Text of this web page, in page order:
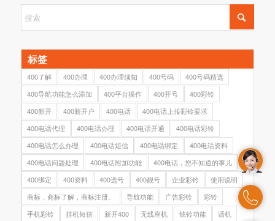
标签
400了解 400办理 400办理须知 400号码
400号码精选
400导航功能怎么添加
400平台操作 400开号
400彩铃
400新开
400新开户 400电话
400电话上传彩铃要求
400电话代理
400电话办理 400电话开通
400电话彩铃
400电话怎么办理
400电话短信 400电话绑定
400电话资料
400电话问题处理
400电话附加功能
400电话，您不知道的事儿
400绑定
400资料 400选号 400靓号 企业彩铃
使用说明
商标，商标了解，商标注册。
导航功能 广告彩铃
彩铃
手机彩铃
挂机短信 新开400 无线座机 炫铃功能 话机